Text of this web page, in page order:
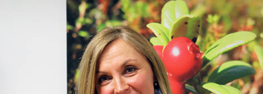
Autoala
Hydrauliikka
Johtaminen ja esihenkilötyö
Kasvatus- ja ohjausala